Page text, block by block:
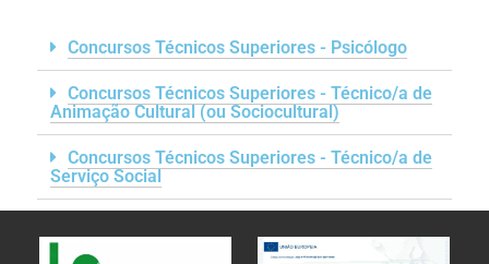
Concursos Técnicos Superiores - Psicólogo
Concursos Técnicos Superiores - Técnico/a de
Animação Cultural (ou Sociocultural)
Concursos Técnicos Superiores - Técnico/a de
Serviço Social